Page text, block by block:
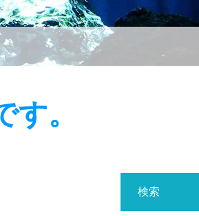
。
検索